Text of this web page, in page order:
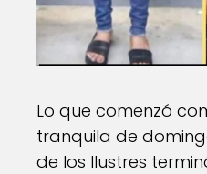
Lo que comenzó
tranquila de
de los Ilustres